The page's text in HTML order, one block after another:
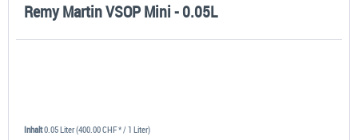
Remy Martin VSOP Mini - 0.05L
Inhalt0.05 Liter(400.00 CHF * / 1 Liter)